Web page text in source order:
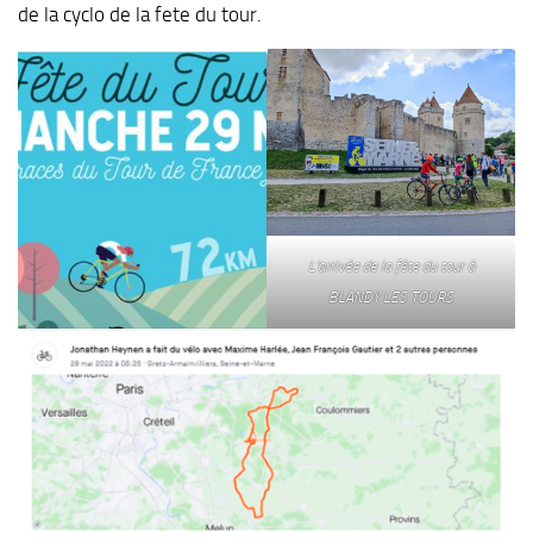
de la cyclo de la fete du tour.
L’arrivée de la fête du tour à
BLANDY LES TOURS